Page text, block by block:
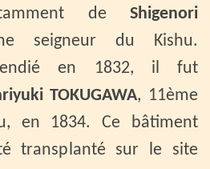
de Shigenori
seigneur du Kishu.
en 1832, il fut
TOKUGAWA, 11ème
en 1834. Ce bâtiment
transplanté sur le site